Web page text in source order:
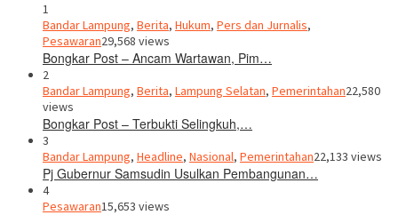
1
Bandar Lampung, Berita, Hukum, Pers dan Jurnalis,
Pesawaran29,568 views
Bongkar Post – Ancam Wartawan, Pim…
2
Bandar Lampung, Berita, Lampung Selatan, Pemerintahan22,580
views
Bongkar Post – Terbukti Selingkuh,…
3
Bandar Lampung, Headline, Nasional, Pemerintahan22,133 views
Pj Gubernur Samsudin Usulkan Pembangunan…
4
Pesawaran15,653 views